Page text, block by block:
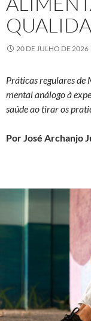
20 DE JULHO DE 2026
Práticas regulares
mental análogo à
saúde ao tirar os
Por José Archanjo